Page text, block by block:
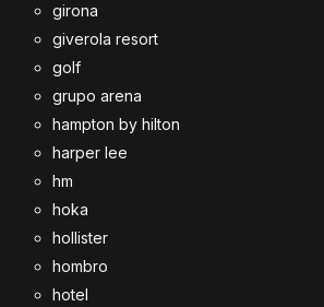
girona
giverola resort
golf
grupo arena
hampton by hilton
harper lee
hm
hoka
hollister
hombro
hotel